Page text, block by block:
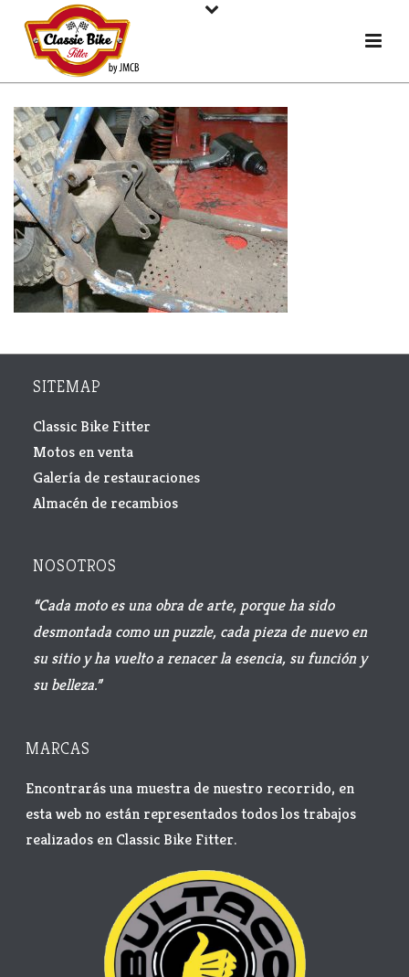
SITEMAP
Classic Bike Fitter
Motos en venta
Galería de restauraciones
Almacén de recambios
NOSOTROS
“Cada moto es una obra de arte, porque ha sido
desmontada como un puzzle, cada pieza de nuevo en
su sitio y ha vuelto a renacer la esencia, su función y
su belleza.”
MARCAS
Encontrarás una muestra de nuestro recorrido, en
esta web no están representados todos los trabajos
realizados en Classic Bike Fitter.